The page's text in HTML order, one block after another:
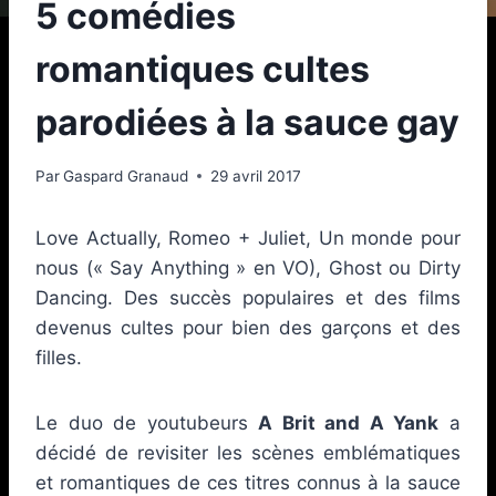
5 comédies
romantiques cultes
parodiées à la sauce gay
ParGaspard Granaud 29 avril 2017
Love Actually, Romeo + Juliet, Un monde pour
nous (« Say Anything » en VO), Ghost ou Dirty
Dancing. Des succès populaires et des films
devenus cultes pour bien des garçons et des
filles.
Le duo de youtubeurs A Brit and A Yank a
décidé de revisiter les scènes emblématiques
et romantiques de ces titres connus à la sauce